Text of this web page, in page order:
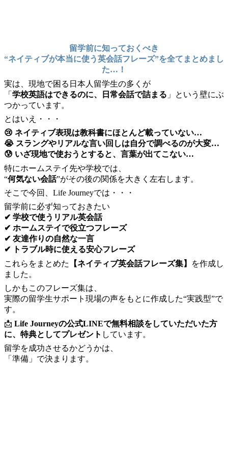
留学前に知っておくべき
“ネイティブが本当に使う英会話フレーズ”を全てまとめまし
た…！
実は、現地で困る日本人留学生の多くが
「 学校英語はできるのに、日常会話で詰まる 」という壁にぶ
つかっています。
とはいえ・・・
😢 ネイティブ表現は教科書にほとんど載っていない…
😭 スラングやリアルな言い回しは自分で調べるのが大変…
😰 いざ現地で使おうとすると、言葉が出てこない…
特にホームステイ先や学校では、
“何気ない会話”がその後の関係を大きく左右します。
そこで今回、Life Journeyでは・・・
留学前に必ず知っておきたい
✔ 学校で使うリアル英会話
✔ ホームステイで役立つフレーズ
✔ 友達作りの自然な一言
✔ トラブル時に使える安心フレーズ
これらをまとめた
【ネイティブ英会話フレーズ集】
を作成し
ました。
しかもこのフレーズ集は、
実際の留学生サポート現場の声をもとに作成した“実践型”で
す。
📩 Life Journeyの公式LINEで無料相談をしていただいた方
に、特典としてプレゼント しています。
留学を成功させるかどうかは、
「準備」で決まります。